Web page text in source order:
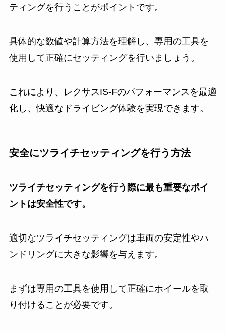
ティングを行うことがポイントです。
具体的な数値や計算方法を理解し、専用の工具を
使用して正確にセッティングを行いましょう。
これにより、レクサスIS-Fのパフォーマンスを最適
化し、快適なドライビング体験を実現できます。
安全にツライチセッティングを行う方法
ツライチセッティングを行う際に最も重要なポイ
ントは安全性です。
適切なツライチセッティングは車両の安定性やハ
ンドリングに大きな影響を与えます。
まずは専用の工具を使用して正確にホイールを取
り付けることが必要です。